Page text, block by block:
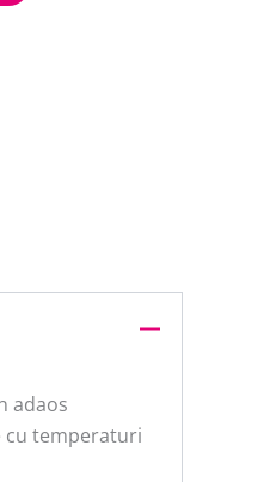
adaos
cu temperaturi